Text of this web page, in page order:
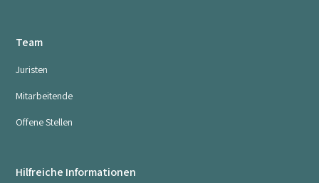
Team
Juristen
Mitarbeitende
Offene Stellen
Hilfreiche Informationen